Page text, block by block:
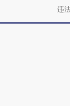
违